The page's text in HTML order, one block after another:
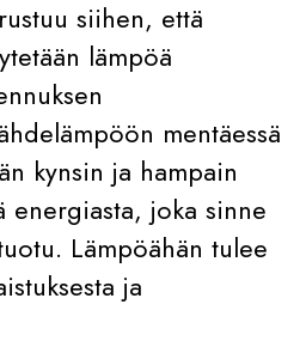
siihen, että
lämpöä
mentäessä
kynsin ja hampain
energiasta, joka sinne
Lämpöähän tulee
ja